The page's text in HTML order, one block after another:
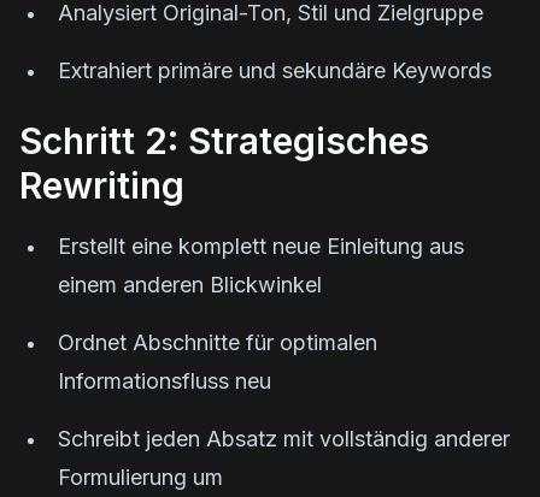
Analysiert Original-Ton, Stil und Zielgruppe
Extrahiert primäre und sekundäre Keywords
Schritt 2: Strategisches
Rewriting
Erstellt eine komplett neue Einleitung aus
einem anderen Blickwinkel
Ordnet Abschnitte für optimalen
Informationsfluss neu
Schreibt jeden Absatz mit vollständig anderer
Formulierung um